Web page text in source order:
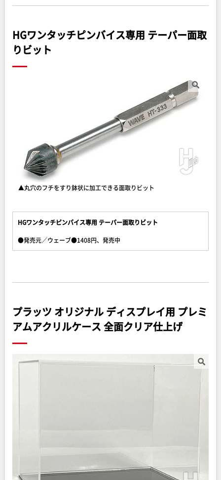
HGワンタッチピンバイス専用 テーパー面取
りビット
▲丸穴のフチをすり鉢状に加工できる面取りビット
HGワンタッチピンバイス専用 テーパー面取りビット
●発売元／ウェーブ●1408円、発売中
プラッツ オリジナル ディスプレイ用 プレミ
アムアクリルケース 全面クリア仕上げ